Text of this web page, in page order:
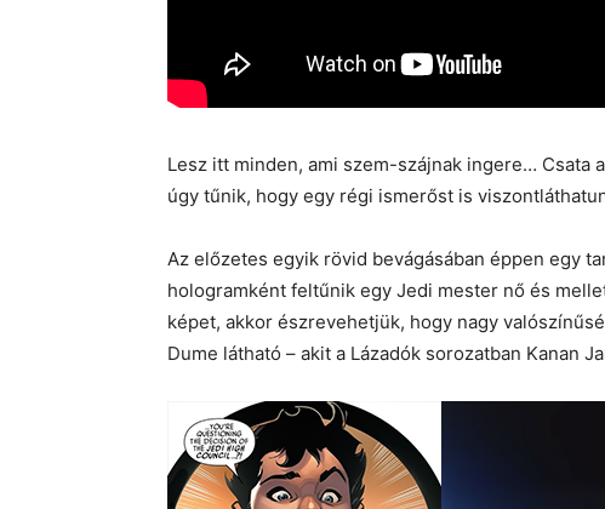
Lesz itt minden, ami szem-szájnak ingere… Csata
úgy tűnik, hogy egy régi ismerőst is
Az előzetes egyik rövid bevágásában éppen egy
hologramként feltűnik egy Jedi mester nő és
képet, akkor észrevehetjük, hogy nagy
Dume látható – akit a Lázadók sorozatban Kanan